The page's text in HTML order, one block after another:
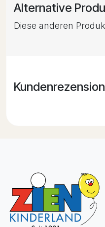
Alternative
Diese anderen